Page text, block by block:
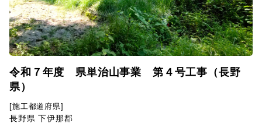
令和７年度 県単治山事業 第４号工事（長野
県）
[施工都道府県]
長野県 下伊那郡